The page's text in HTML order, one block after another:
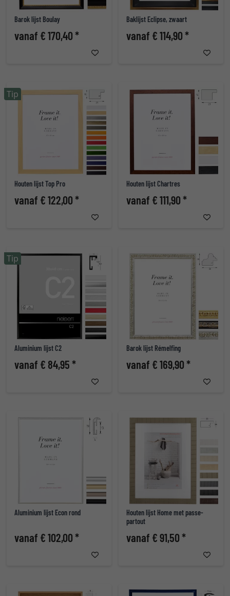
Barok lijst Boulay
vanaf € 170,40 *
Baklijst Eclipse, zwaart
vanaf € 114,90 *
Houten lijst Top Pro
vanaf € 122,00 *
Tip
Houten lijst Chartres
vanaf € 111,90 *
Aluminium lijst C2
vanaf € 84,95 *
Tip
Barok lijst Rémelfing
vanaf € 169,90 *
Aluminium lijst Econ rond
vanaf € 102,00 *
Houten lijst Home met passe-
partout
vanaf € 91,50 *